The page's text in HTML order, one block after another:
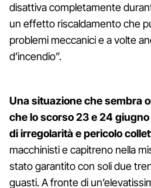
disattiva completamente
un effetto riscaldamento che
problemi meccanici e a volte
d’incendio”.
Una situazione che sembra
che lo scorso 23 e 24
di irregolarità e pericolo
macchinisti e capitreno nella
stato garantito con soli due
guasti. A fronte di